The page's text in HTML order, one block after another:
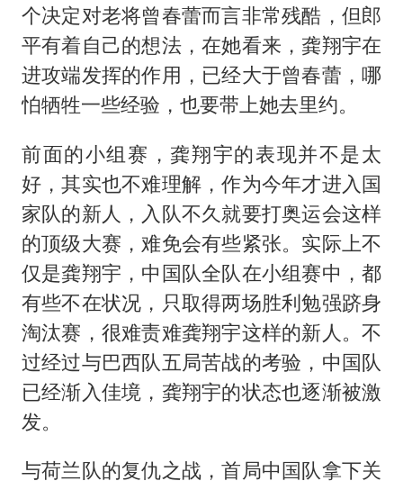
个决定对老将曾春蕾而言非常残酷，但郎
平有着自己的想法，在她看来，龚翔宇在
进攻端发挥的作用，已经大于曾春蕾，哪
怕牺牲一些经验，也要带上她去里约。
前面的小组赛，龚翔宇的表现并不是太
好，其实也不难理解，作为今年才进入国
家队的新人，入队不久就要打奥运会这样
的顶级大赛，难免会有些紧张。实际上不
仅是龚翔宇，中国队全队在小组赛中，都
有些不在状况，只取得两场胜利勉强跻身
淘汰赛，很难责难龚翔宇这样的新人。不
过经过与巴西队五局苦战的考验，中国队
已经渐入佳境，龚翔宇的状态也逐渐被激
发。
与荷兰队的复仇之战，首局中国队拿下关